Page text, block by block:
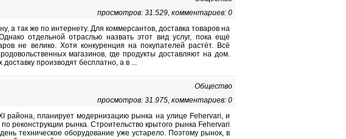
просмотров: 31.529, комментариев: 0
а так же по интернету. Для коммерсантов, доставка товаров на
отдельной отраслью назвать этот вид услуг, пока ещё
не велико. Хотя конкуренция на покупателей растёт. Всё
магазинов, где продукты доставляют на дом.
производят бесплатно, а в ...
Общество
просмотров: 31.975, комментариев: 0
района, планирует модернизацию рынка на улице Fehervari, и
реконструкции рынка. Строительство крытого рынка Fehervari
техническое оборудование уже устарело. Поэтому рынок, в